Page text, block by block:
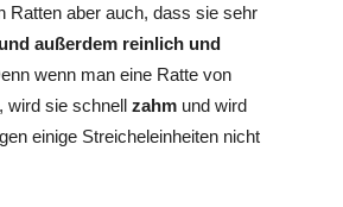
Ratten aber auch, dass sie sehr
außerdem reinlich und
wenn man eine Ratte von
wird sie schnell zahm und wird
einige Streicheleinheiten nicht